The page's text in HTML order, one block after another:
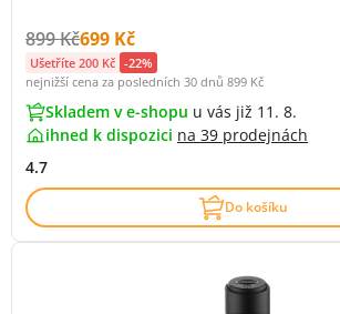
Původní cena s DPH:
899 KčCena s DPH:
699 Kč
Ušetříte 200 Kč -22%
nejnižší cena za posledních 30 dnů 899 Kč
Skladem v e-shopu u vás již 11. 8.
ihned k dispozici na 39 prodejnách
4.7
Do košíku